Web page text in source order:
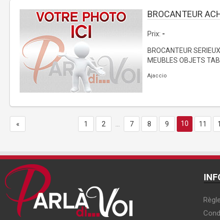
BROCANTEUR
Prix: -
BROCANTEUR
MEUBLES OBJETS
Ajaccio
« 1 2 7 8 9 10 11